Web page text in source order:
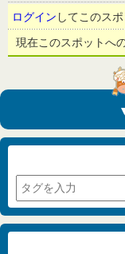
ログイン してこのス
現在このスポットへ